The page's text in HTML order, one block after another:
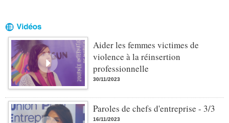
Aider les femmes victimes de
violence à la réinsertion
professionnelle
30/11/2023
Paroles de chefs d'entreprise - 3/3
16/11/2023